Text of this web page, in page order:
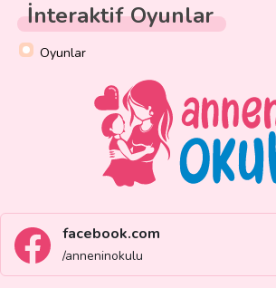
İnteraktif Oyunlar
Oyunlar
facebook.com
/anneninokulu